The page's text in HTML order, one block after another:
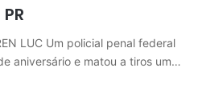
LUC Um policial penal federal
aniversário e matou a tiros um…